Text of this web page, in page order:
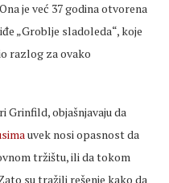
je već 37 godina otvorena
„Groblje sladoleda“, koje
razlog za ovako
Grinfild, objašnjavaju da
uvek nosi opasnost da
tržištu, ili da tokom
su tražili rešenje kako da